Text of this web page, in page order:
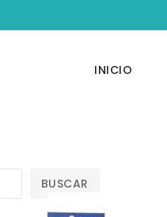
INICIO
BUSCAR